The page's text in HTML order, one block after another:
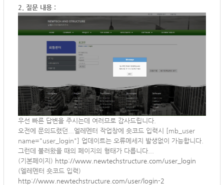
2. 질문 내용 :
우선 빠른 답변을 주시는데 여러므로 감사드립니다.
오전에 문의드렸던...엘레멘터 작업창에 숏코드 입력시
[mb_user
name="user_login"] 업데이트는 오류메세지 발생없이 가능합니다.
그런데 불러왔을 때의 페이지의 형태가 다릅니다...
(기본페이지) http://www.newtechstructure.com/user_login
(엘레멘터 숏코드 입력)
http://www.newtechstructure.com/user/login-2